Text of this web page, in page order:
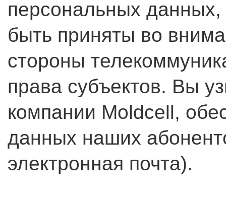
персональных
быть приняты во
стороны
права субъектов. Вы
компании Moldcell,
данных наших
электронная почта).